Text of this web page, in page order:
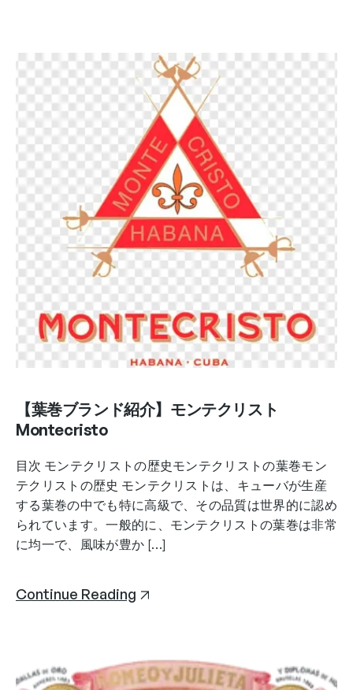
【葉巻ブランド紹介】モンテクリスト
Montecristo
目次 モンテクリストの歴史モンテクリストの葉巻モン
テクリストの歴史 モンテクリストは、キューバが生産
する葉巻の中でも特に高級で、その品質は世界的に認め
られています。一般的に、モンテクリストの葉巻は非常
に均一で、風味が豊か […]
Continue Reading